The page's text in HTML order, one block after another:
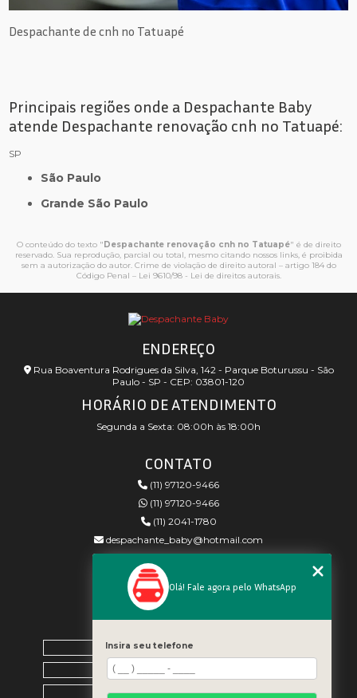
Despachante de cnh no Tatuapé
Principais regiões onde a Despachante Baby
atende Despachante renovação cnh no Tatuapé:
SP
São Paulo
Grande São Paulo
O conteúdo do texto "Despachante renovação cnh no Tatuapé" é de direito
reservado. Sua reprodução, parcial ou total, mesmo citando nossos links, é proibida
sem a autorização do autor. Crime de violação de direito autoral – artigo 184 do
Código Penal – Lei 9610/98 - Lei de direitos autorais.
ENDEREÇO
Rua Boaventura Rodrigues da Silva, 142 - Parque Boturussu - São
Paulo - SP - CEP: 03801-120
HORÁRIO DE ATENDIMENTO
Segunda a Sexta: 08:00h às 18:00h
CONTATO
(11) 97120-9466
(11) 97120-9466
(11) 2041-1780
despachante_baby@hotmail.com
REDES SOCIAIS
MENU
Home
Empresa
Blog
Olá! Fale agora pelo WhatsApp
Insira seu telefone